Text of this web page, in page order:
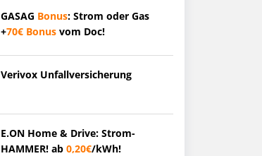
GASAG Bonus: Strom oder Gas
+70€ Bonus vom Doc!
Verivox Unfallversicherung
E.ON Home & Drive: Strom-
HAMMER! ab 0,20€/kWh!